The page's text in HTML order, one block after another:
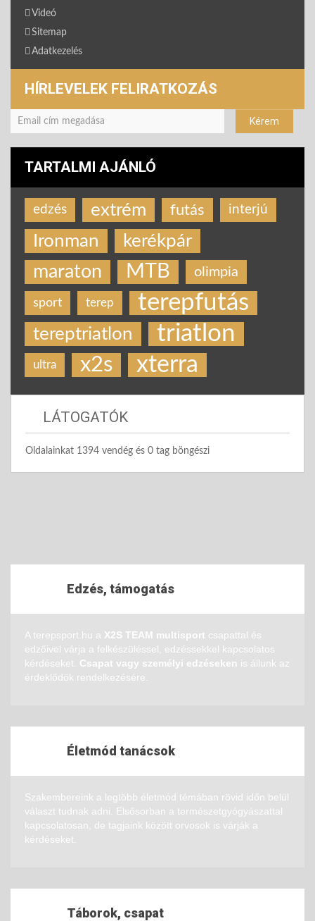
Videó
Sitemap
Adatkezelés
HÍRLEVELEK FELIRATKOZÁS
TARTALMI AJÁNLÓ
edzés extrém futás interjú
Ironman kerékpár
maraton MTB olimpia
sport terep terepfutás
tereptriatlon triatlon
ultra x2s xterra
LÁTOGATÓK
Oldalainkat 1394 vendég és 0 tag böngészi
Edzés, támogatás
A terepsport.hu a X2S TEAM multisport csapattal és
edzőivel várja a felkészüléssel, edzéssekkel kapcsolatos
kérdéseket. Csapat vagy személyi edzéseken is állunk az
érdeklődök rendelkezésére.
Életmód tanácsok
Szakembereink a legtöbb életmód témában rövid időn belül
választ tudnak adni. Elsősorban a természetgyógyászattal
kapcsolatosan, de tagjaink között orvosok is várják a
kérdéseket.
Táborok, csapat